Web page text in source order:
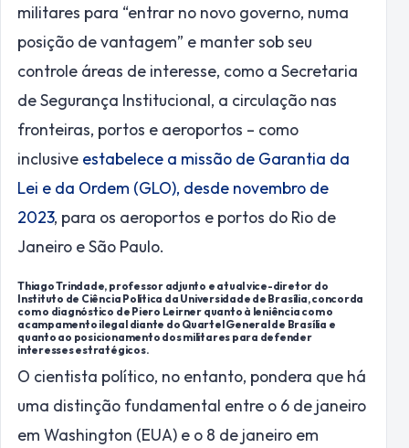
militares para “entrar no novo governo, numa
posição de vantagem” e manter sob seu
controle áreas de interesse, como a Secretaria
de Segurança Institucional, a circulação nas
fronteiras, portos e aeroportos – como
inclusive estabelece a missão de Garantia da
Lei e da Ordem (GLO), desde novembro de
2023, para os aeroportos e portos do Rio de
Janeiro e São Paulo.
Thiago Trindade, professor adjunto e atual vice-diretor do
Instituto de Ciência Política da Universidade de Brasília, concorda
com o diagnóstico de Piero Leirner quanto à leniência com o
acampamento ilegal diante do Quartel General de Brasília e
quanto ao posicionamento dos militares para defender
interesses estratégicos.
O cientista político, no entanto, pondera que há
uma distinção fundamental entre o 6 de janeiro
em Washington (EUA) e o 8 de janeiro em